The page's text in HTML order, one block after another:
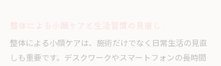
整体による小顔ケアは、施術だけでなく日常生活の見直
しも重要です。デスクワークやスマートフォンの長時間